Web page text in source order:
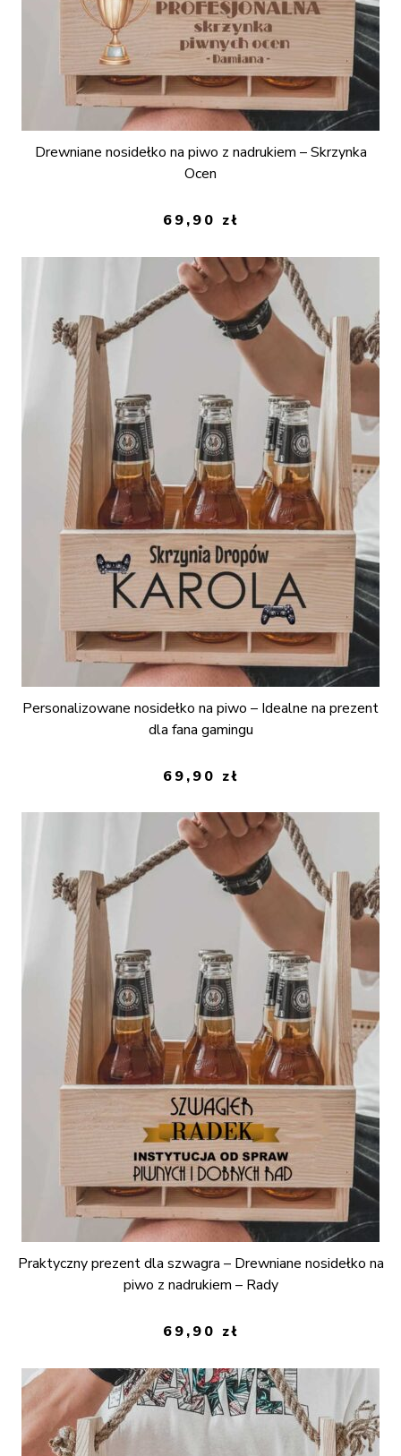
Drewniane nosidełko na piwo z nadrukiem – Skrzynka
Ocen
69,90 zł
Personalizowane nosidełko na piwo – Idealne na prezent
dla fana gamingu
69,90 zł
Praktyczny prezent dla szwagra – Drewniane nosidełko na
piwo z nadrukiem – Rady
69,90 zł